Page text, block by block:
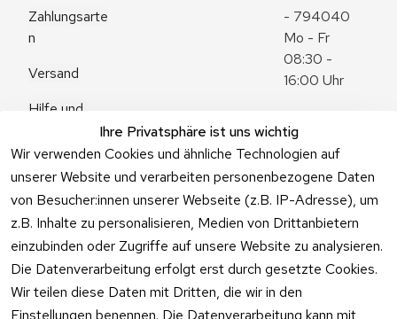
Ihre Privatsphäre ist uns wichtig
Wir verwenden Cookies und ähnliche Technologien auf
unserer Website und verarbeiten personenbezogene Daten
von Besucher:innen unserer Webseite (z.B. IP-Adresse), um
z.B. Inhalte zu personalisieren, Medien von Drittanbietern
einzubinden oder Zugriffe auf unsere Website zu analysieren.
Die Datenverarbeitung erfolgt erst durch gesetzte Cookies.
Wir teilen diese Daten mit Dritten, die wir in den
Einstellungen benennen. Die Datenverarbeitung kann mit
Zahlungsarte
n
Versand
Hilfe und
Fragen
- 794040
Mo - Fr
08:30 -
16:00 Uhr
Zum
Kontaktformu
lar
Vertrag
widerrufen